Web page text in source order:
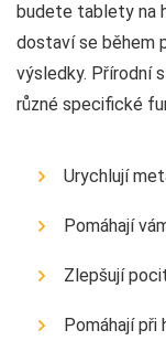
budete tablety na
dostaví se během
výsledky. Přírodní
různé specifické
Urychlují
Pomáhají
Zlepšují
Pomáhají při